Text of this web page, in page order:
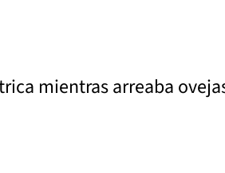
mientras arreaba